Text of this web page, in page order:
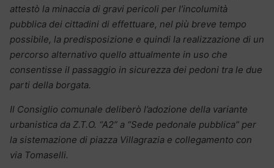
attestò la minaccia di gravi pericoli per l’incolumità
pubblica dei cittadini di effettuare, nel più breve tempo
possibile, la predisposizione e quindi la realizzazione di un
percorso alternativo quello attualmente in uso che
consentisse il passaggio in sicurezza dei pedoni tra le due
parti della borgata.
Il Consiglio comunale deliberò l’adozione della variante
urbanistica da Z.T.O. “A2” a “Sede pedonale pubblica” per
la sistemazione di piazza Villagrazia e collegamento con
via Tomaselli.